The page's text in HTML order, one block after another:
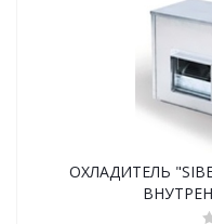
ОХЛАДИТЕЛЬ